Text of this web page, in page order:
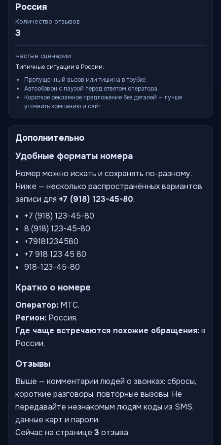
Россия
Количество отзывов
3
Частые сценарии
Типичные ситуации в России:
Пропущенный вызов или тишина в трубке.
Автообзвон с паузой перед ответом оператора.
Короткое рекламное предложение без деталей — лучше
уточнить компанию и сайт.
Дополнительно
Удобные форматы номера
Номер можно искать и сохранять по-разному.
Ниже — несколько распространённых вариантов
записи для +7 (918) 123-45-80:
+7 (918) 123-45-80
8 (918) 123-45-80
+79181234580
+7 918 123 45 80
918-123-45-80
Кратко о номере
Оператор: МТС.
Регион: Россия.
Где чаще встречаются похожие обращения:в
России.
Отзывы
Выше — комментарии людей о звонках: сбросы,
короткие разговоры, повторные вызовы. Не
передавайте незнакомым людям коды из SMS,
данные карт и пароли.
Сейчас на странице 3 отзыва.